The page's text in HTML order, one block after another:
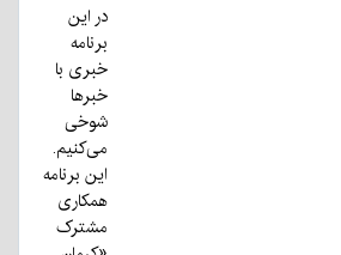
در این
برنامه
خبری با
خبرها
شوخی‌
می‌کنیم.
این برنامه
همکاری
مشترک